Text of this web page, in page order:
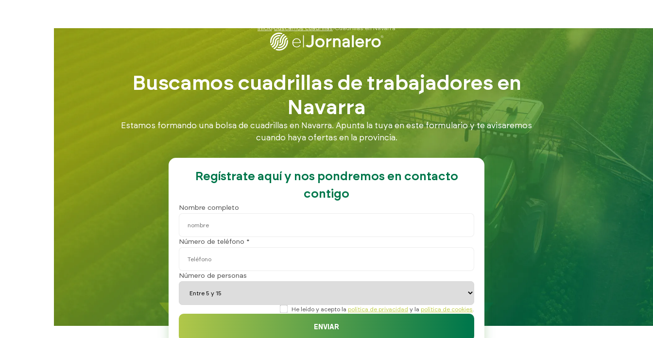
Inicio Buscamos cuadrillas Cuadrillas en Navarra
Buscamos cuadrillas de trabajadores en
Navarra
Estamos formando una bolsa de cuadrillas en Navarra. Apunta la tuya en este formulario y te avisaremos
cuando haya ofertas en la provincia.
Regístrate aquí y nos pondremos en contacto
contigo
Nombre completo
Número de teléfono *
Número de personas
He leído y acepto la política de privacidad y la política de cookies
ENVIAR